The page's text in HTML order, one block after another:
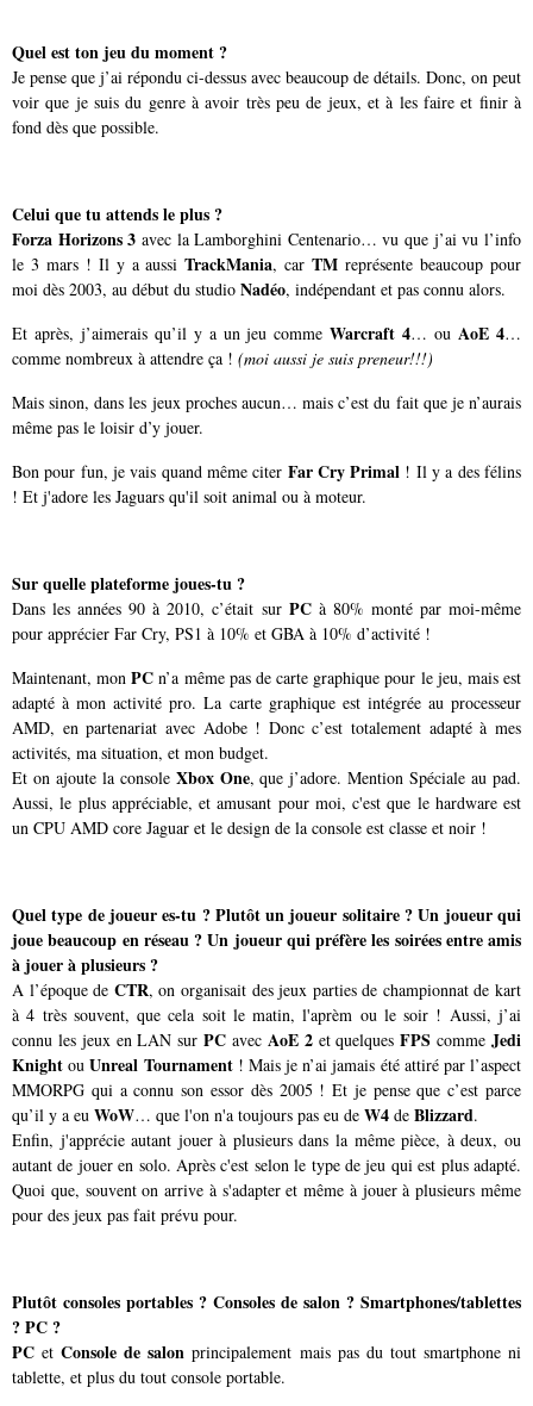
Quel est ton jeu du moment ?
Je pense que j’ai répondu ci-dessus avec beaucoup de détails. Donc, on peut
voir que je suis du genre à avoir très peu de jeux, et à les faire et finir à
fond dès que possible.
Celui que tu attends le plus ?
Forza Horizons 3 avec la Lamborghini Centenario… vu que j’ai vu l’info
le 3 mars ! Il y a aussiTrackMania, carTM représente beaucoup pour
moi dès 2003, au début du studio Nadéo, indépendant et pas connu alors.
Et après, j’aimerais qu’il y a un jeu commeWarcraft 4… ouAoE 4…
comme nombreux à attendre ça ! (moi aussi je suis preneur!!!)
Mais sinon, dans les jeux proches aucun… mais c’est du fait que je n’aurais
même pas le loisir d’y jouer.
Bon pour fun, je vais quand même citer Far Cry Primal ! Il y a des félins
! Et j'adore les Jaguars qu'il soit animal ou à moteur.
Sur quelle plateforme joues-tu ?
Dans les années 90 à 2010, c’était sur PCà 80% monté par moi-même
pour apprécier Far Cry, PS1 à 10% et GBA à 10% d’activité !
Maintenant, monPC n’a même pas de carte graphique pour le jeu, mais est
adapté à mon activité pro. La carte graphique est intégrée au processeur
AMD, en partenariat avec Adobe ! Donc c’est totalement adapté à mes
activités, ma situation, et mon budget.
Et on ajoute la console Xbox One, que j’adore. Mention Spéciale au pad.
Aussi, le plus appréciable, et amusant pour moi, c'est que le hardware est
un CPU AMD core Jaguar et le design de la console est classe et noir !
Quel type de joueur es-tu ? Plutôt un joueur solitaire ? Un joueur qui
joue beaucoup en réseau ? Un joueur qui préfère les soirées entre amis
à jouer à plusieurs ?
A l’époque de CTR, on organisait des jeux parties de championnat de kart
à 4 très souvent, que cela soit le matin, l'aprèm ou le soir ! Aussi, j’ai
connu les jeux en LAN surPC avec AoE 2et quelquesFPS commeJedi
Knight ouUnreal Tournament! Mais je n’ai jamais été attiré par l’aspect
MMORPG qui a connu son essor dès 2005 ! Et je pense que c’est parce
qu’il y a eu WoW… que l'on n'a toujours pas eu de W4 de Blizzard.
Enfin, j'apprécie autant jouer à plusieurs dans la même pièce, à deux, ou
autant de jouer en solo. Après c'est selon le type de jeu qui est plus adapté.
Quoi que, souvent on arrive à s'adapter et même à jouer à plusieurs même
pour des jeux pas fait prévu pour.
Plutôt consoles portables ? Consoles de salon ? Smartphones/tablettes
? PC ?
PC etConsole de salon principalement mais pas du tout smartphone ni
tablette, et plus du tout console portable.